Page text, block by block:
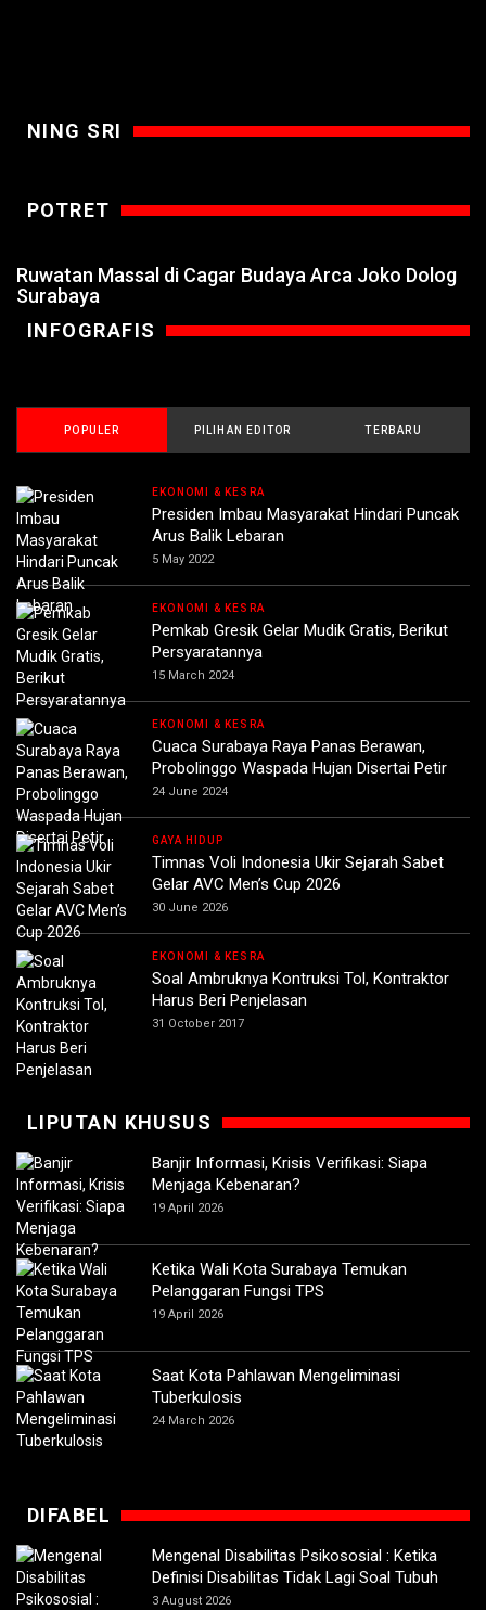
NING SRI
POTRET
Ruwatan Massal di Cagar Budaya Arca Joko Dolog
Surabaya
INFOGRAFIS
POPULER PILIHAN EDITOR TERBARU
EKONOMI & KESRA
Presiden Imbau Masyarakat Hindari Puncak
Arus Balik Lebaran
5 May 2022
EKONOMI & KESRA
Pemkab Gresik Gelar Mudik Gratis, Berikut
Persyaratannya
15 March 2024
EKONOMI & KESRA
Cuaca Surabaya Raya Panas Berawan,
Probolinggo Waspada Hujan Disertai Petir
24 June 2024
GAYA HIDUP
Timnas Voli Indonesia Ukir Sejarah Sabet
Gelar AVC Men’s Cup 2026
30 June 2026
EKONOMI & KESRA
Soal Ambruknya Kontruksi Tol, Kontraktor
Harus Beri Penjelasan
31 October 2017
LIPUTAN KHUSUS
Banjir Informasi, Krisis Verifikasi: Siapa
Menjaga Kebenaran?
19 April 2026
Ketika Wali Kota Surabaya Temukan
Pelanggaran Fungsi TPS
19 April 2026
Saat Kota Pahlawan Mengeliminasi
Tuberkulosis
24 March 2026
DIFABEL
Mengenal Disabilitas Psikososial : Ketika
Definisi Disabilitas Tidak Lagi Soal Tubuh
3 August 2026